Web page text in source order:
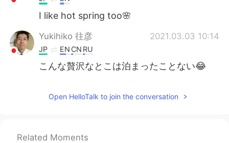
I like hot spring too🌸
Yukihiko 往彦 2021.03.03 10:14
JP EN CN RU
こんな贅沢なとこは泊まったことない😂
Open HelloTalk to join the conversation
Related Moments